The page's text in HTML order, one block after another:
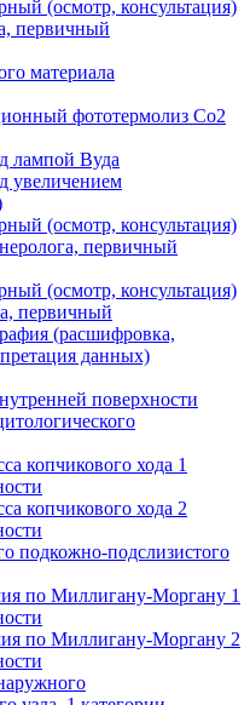
(осмотр, консультация)
первичный
материала
фототермолиз Со2
лампой Вуда
увеличением
(осмотр, консультация)
первичный
(осмотр, консультация)
первичный
(расшифровка,
данных)
поверхности
копчикового хода 1
копчикового хода 2
подкожно-подслизистого
по Миллигану-Моргану 1
по Миллигану-Моргану 2